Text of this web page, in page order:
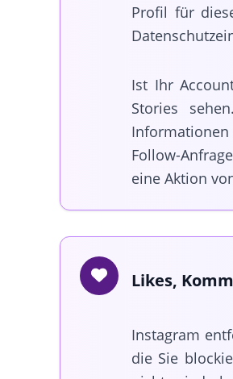
Profil für
Ist Ihr
Stories
Informationen
Follow-
eine Aktion
Likes,
Instagram
die Sie